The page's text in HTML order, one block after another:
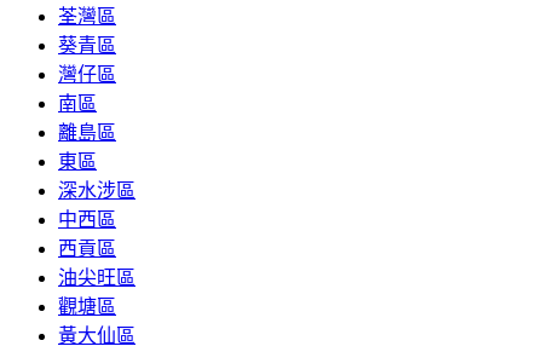
荃灣區
葵青區
灣仔區
南區
離島區
東區
深水涉區
中西區
西貢區
油尖旺區
觀塘區
黃大仙區